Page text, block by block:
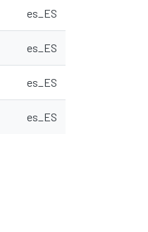
es_ES
es_ES
es_ES
es_ES